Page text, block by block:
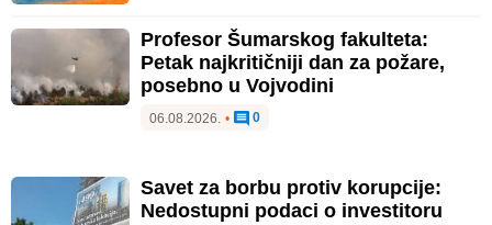
Profesor Šumarskog fakulteta:
Petak najkritičniji dan za požare,
posebno u Vojvodini
06.08.2026. • 0
Savet za borbu protiv korupcije:
Nedostupni podaci o investitoru